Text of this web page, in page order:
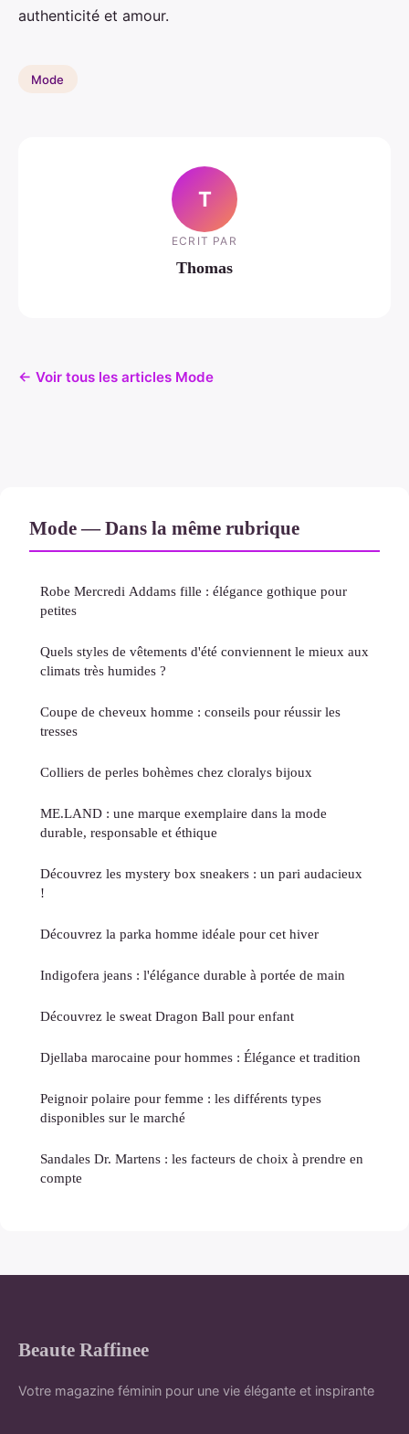
authenticité et amour.
Mode
T
ECRIT PAR
Thomas
← Voir tous les articles Mode
Mode — Dans la même rubrique
Robe Mercredi Addams fille : élégance gothique pour
petites
Quels styles de vêtements d'été conviennent le mieux aux
climats très humides ?
Coupe de cheveux homme : conseils pour réussir les
tresses
Colliers de perles bohèmes chez cloralys bijoux
ME.LAND : une marque exemplaire dans la mode
durable, responsable et éthique
Découvrez les mystery box sneakers : un pari audacieux
!
Découvrez la parka homme idéale pour cet hiver
Indigofera jeans : l'élégance durable à portée de main
Découvrez le sweat Dragon Ball pour enfant
Djellaba marocaine pour hommes : Élégance et tradition
Peignoir polaire pour femme : les différents types
disponibles sur le marché
Sandales Dr. Martens : les facteurs de choix à prendre en
compte
Beaute Raffinee
Votre magazine féminin pour une vie élégante et inspirante